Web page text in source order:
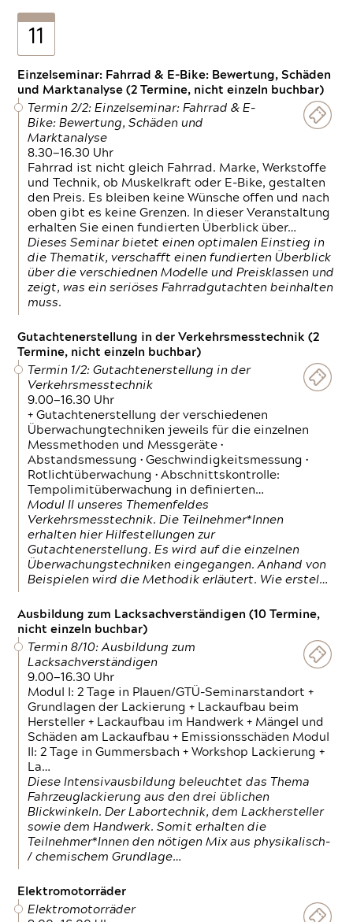
11
Einzelseminar: Fahrrad & E-Bike: Bewertung, Schäden
und Marktanalyse (2 Termine, nicht einzeln buchbar)
Termin 2/2: Einzelseminar: Fahrrad & E-
Bike: Bewertung, Schäden und
Marktanalyse
8.30—16.30 Uhr
Fahrrad ist nicht gleich Fahrrad. Marke, Werkstoffe
und Technik, ob Muskelkraft oder E-Bike, gestalten
den Preis. Es bleiben keine Wünsche offen und nach
oben gibt es keine Grenzen. In dieser Veranstaltung
erhalten Sie einen fundierten Überblick über…
Dieses Seminar bietet einen optimalen Einstieg in
die Thematik, verschafft einen fundierten Überblick
über die verschiednen Modelle und Preisklassen und
zeigt, was ein seriöses Fahrradgutachten beinhalten
muss.
Gutachtenerstellung in der Verkehrsmesstechnik (2
Termine, nicht einzeln buchbar)
Termin 1/2: Gutachtenerstellung in der
Verkehrsmesstechnik
9.00—16.30 Uhr
+ Gutachtenerstellung der verschiedenen
Überwachungtechniken jeweils für die einzelnen
Messmethoden und Messgeräte •
Abstandsmessung • Geschwindigkeitsmessung •
Rotlichtüberwachung • Abschnittskontrolle:
Tempolimitüberwachung in definierten…
Modul II unseres Themenfeldes
Verkehrsmesstechnik. Die Teilnehmer*Innen
erhalten hier Hilfestellungen zur
Gutachtenerstellung. Es wird auf die einzelnen
Überwachungstechniken eingegangen. Anhand von
Beispielen wird die Methodik erläutert. Wie erstel…
Ausbildung zum Lacksachverständigen (10 Termine,
nicht einzeln buchbar)
Termin 8/10: Ausbildung zum
Lacksachverständigen
9.00—16.30 Uhr
Modul I: 2 Tage in Plauen/GTÜ-Seminarstandort +
Grundlagen der Lackierung + Lackaufbau beim
Hersteller + Lackaufbau im Handwerk + Mängel und
Schäden am Lackaufbau + Emissionsschäden Modul
II: 2 Tage in Gummersbach + Workshop Lackierung +
La…
Diese Intensivausbildung beleuchtet das Thema
Fahrzeuglackierung aus den drei üblichen
Blickwinkeln. Der Labortechnik, dem Lackhersteller
sowie dem Handwerk. Somit erhalten die
Teilnehmer*Innen den nötigen Mix aus physikalisch-
/ chemischem Grundlage…
Elektromotorräder
Elektromotorräder